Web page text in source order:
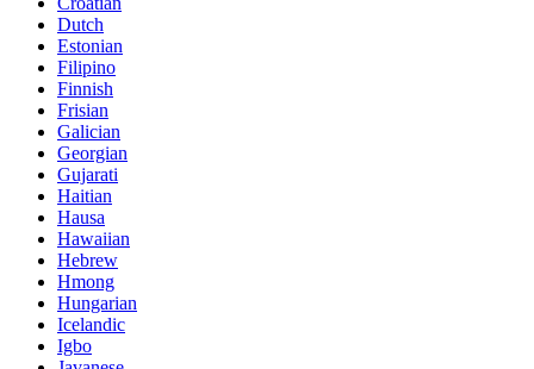
Dutch
Estonian
Filipino
Finnish
Frisian
Galician
Georgian
Gujarati
Haitian
Hausa
Hawaiian
Hebrew
Hmong
Hungarian
Icelandic
Igbo